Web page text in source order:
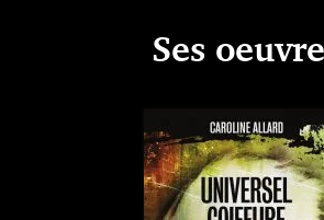
Ses